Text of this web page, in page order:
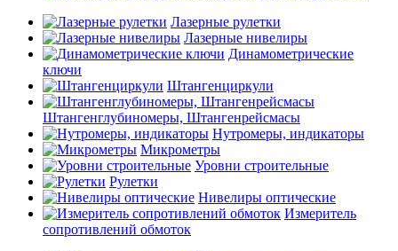
Лазерные рулетки
Лазерные нивелиры
Динамометрические
ключи
Штангенциркули
Штангенглубиномеры, Штангенрейсмасы
Нутромеры, индикаторы
Микрометры
Уровни строительные
Рулетки
Нивелиры оптические
Измеритель
сопротивлений обмоток